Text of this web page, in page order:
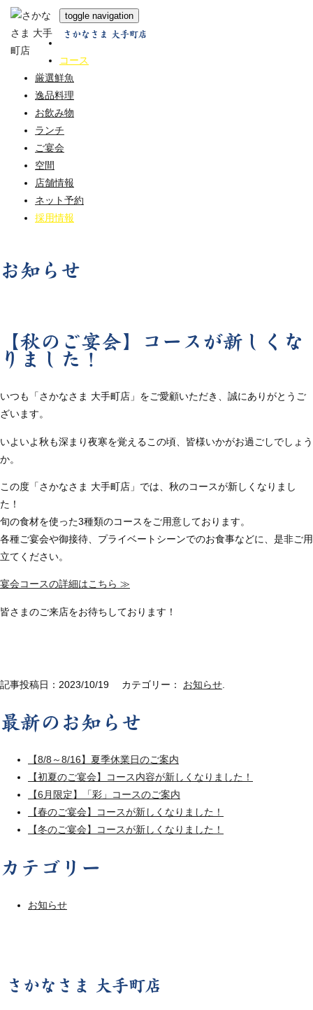
さかなさま 大手町店
toggle navigation
コース
厳選鮮魚
逸品料理
お飲み物
ランチ
ご宴会
空間
店舗情報
ネット予約
採用情報
お知らせ
【秋のご宴会】コースが新しくな
りました！
いつも「さかなさま 大手町店」をご愛顧いただき、誠にありがとうご
ざいます。
いよいよ秋も深まり夜寒を覚えるこの頃、皆様いかがお過ごしでしょう
か。
この度「さかなさま 大手町店」では、秋のコースが新しくなりまし
た！
旬の食材を使った3種類のコースをご用意しております。
各種ご宴会や御接待、プライベートシーンでのお食事などに、是非ご用
立てください。
宴会コースの詳細はこちら ≫
皆さまのご来店をお待ちしております！
記事投稿日：2023/10/19 カテゴリー： お知らせ
最新のお知らせ
【8/8～8/16】夏季休業日のご案内
【初夏のご宴会】コース内容が新しくなりました！
【6月限定】「彩」コースのご案内
【春のご宴会】コースが新しくなりました！
【冬のご宴会】コースが新しくなりました！
カテゴリー
お知らせ
さかなさま 大手町店